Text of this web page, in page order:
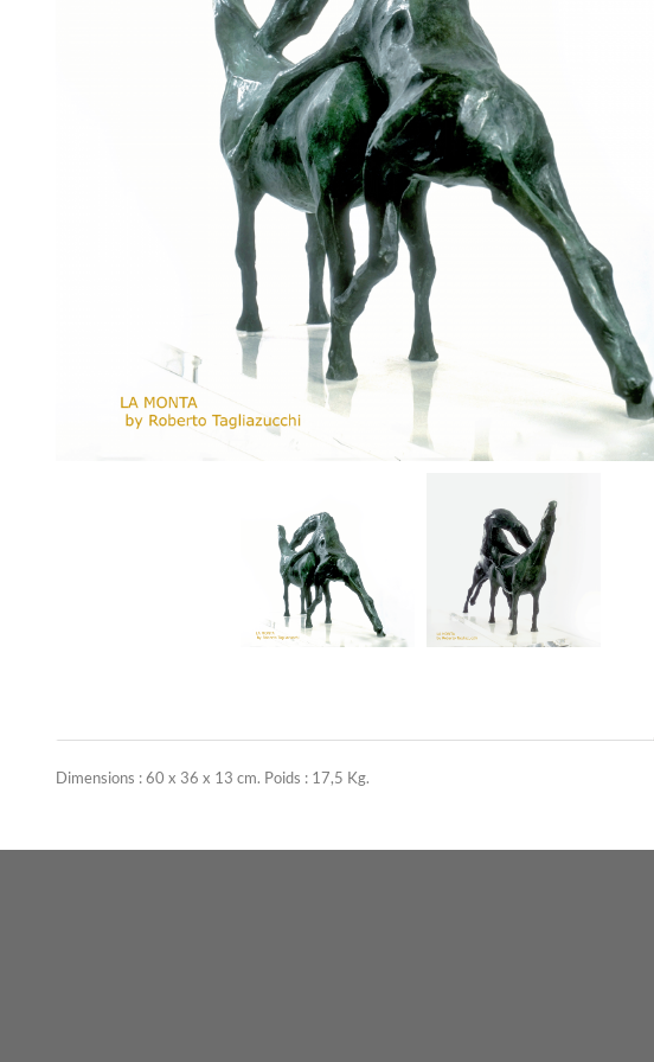
Dimensions : 60 x 36 x 13 cm. Poids : 17,5 Kg.